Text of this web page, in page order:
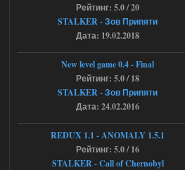
там есть опция расшириные
анимации нпс, я поставил
галочку но толку ноль, ни каких
анимаций нет, может это что-то другое,
кнопок по поводу анимаций
Последний рассвет - Эпизод 1
22:29
Stalker-Mods-Clan-su
Доступно только для пользователей
Рейтинг: 5.0 / 20
STALKER - Зов Припяти
Дата: 19.02.2018
New level game 0.4 - Final
Рейтинг: 5.0 / 18
STALKER - Зов Припяти
Дата: 24.02.2016
REDUX 1.1​​​​​​​ - ANOMALY 1.5.1
Рейтинг: 5.0 / 16
STALKER - Call of Chernobyl